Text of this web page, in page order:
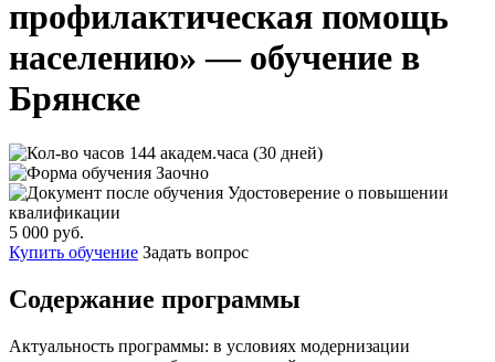
профилактическая помощь
населению» — обучение в
Брянске
144 академ.часа (30 дней)
Заочно
Удостоверение о повышении
квалификации
5 000 руб.
Купить обучение Задать вопрос
Содержание программы
Актуальность программы: в условиях модернизации